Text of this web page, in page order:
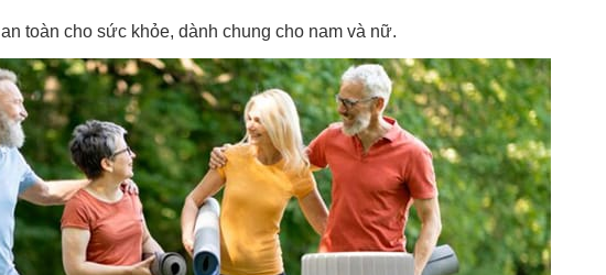
an toàn cho sức khỏe, dành chung cho nam và nữ.